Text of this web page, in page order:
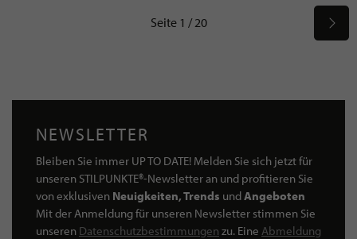
Seite 1 / 20
NEWSLETTER
Bleiben Sie immer UP TO DATE! Melden Sie sich jetzt für
unseren STILPUNKTE®-Newsletter an und profitieren Sie
von exklusiven Neuigkeiten, Trends undAngeboten
Mit der Anmeldung für unseren Newsletter stimmen Sie
unseren Datenschutzbestimmungen zu. Eine Abmeldung